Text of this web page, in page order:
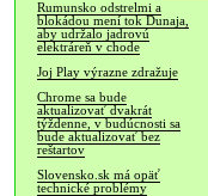
Rumunsko odstrelmi a
blokádou mení tok Dunaja,
aby udržalo jadrovú
elektráreň v chode
Joj Play výrazne zdražuje
Chrome sa bude
aktualizovať dvakrát
týždenne, v budúcnosti sa
bude aktualizovať bez
reštartov
Slovensko.sk má opäť
technické problémy